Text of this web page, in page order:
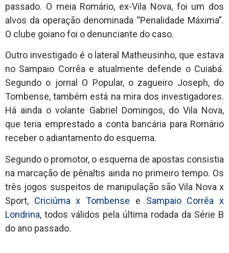
passado. O meia Romário, ex-Vila Nova, foi um dos
alvos da operação denominada “Penalidade Máxima”.
O clube goiano foi o denunciante do caso.
Outro investigado é o lateral Matheusinho, que estava
no Sampaio Corrêa e atualmente defende o Cuiabá.
Segundo o jornal O Popular, o zagueiro Joseph, do
Tombense, também está na mira dos investigadores.
Há ainda o volante Gabriel Domingos, do Vila Nova,
que teria emprestado a conta bancária para Romário
receber o adiantamento do esquema.
Segundo o promotor, o esquema de apostas consistia
na marcação de pênaltis ainda no primeiro tempo. Os
três jogos suspeitos de manipulação são Vila Nova x
Sport, Criciúma x Tombense e Sampaio Corrêa x
Londrina, todos válidos pela última rodada da Série B
do ano passado.